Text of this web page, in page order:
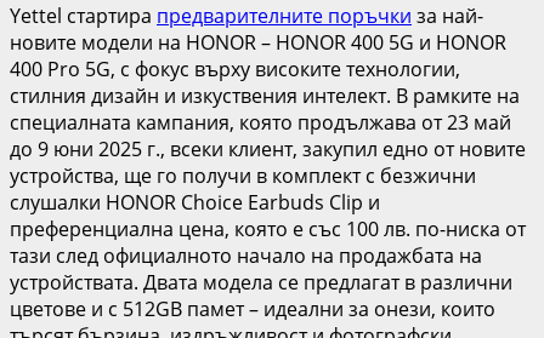
Yettel стартира предварителните поръчки за най-
новите модели на HONOR – HONOR 400 5G и HONOR
400 Pro 5G, с фокус върху високите технологии,
стилния дизайн и изкуствения интелект. В рамките на
специалната кампания, която продължава от 23 май
до 9 юни 2025 г., всеки клиент, закупил едно от новите
устройства, ще го получи в комплект с безжични
слушалки HONOR Choice Earbuds Clip и
преференциална цена, която е със 100 лв. по-ниска от
тази след официалното начало на продажбата на
устройствата. Двата модела се предлагат в различни
цветове и с 512GB памет – идеални за онези, които